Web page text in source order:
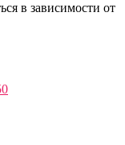
в зависимости от